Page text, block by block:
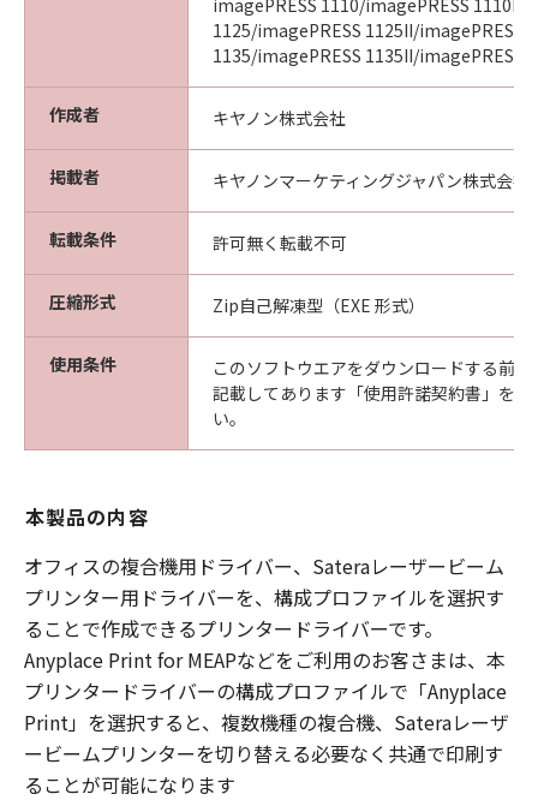
imagePRESS 1110/imagePRESS 1110II/
1125/imagePRESS 1125II/imagePRESS
1135/imagePRESS 1135II/imagePRESS
作成者 キヤノン株式会社
掲載者 キヤノンマーケティングジャパン株式会社
転載条件 許可無く転載不可
圧縮形式 Zip自己解凍型（EXE 形式）
使用条件
このソフトウエアをダウンロードする前
記載してあります「使用許諾契約書」を
い。
本製品の内容
オフィスの複合機用ドライバー、Sateraレーザービーム
プリンター用ドライバーを、構成プロファイルを選択す
ることで作成できるプリンタードライバーです。
Anyplace Print for MEAPなどをご利用のお客さまは、本
プリンタードライバーの構成プロファイルで「Anyplace
Print」を選択すると、複数機種の複合機、Sateraレーザ
ービームプリンターを切り替える必要なく共通で印刷す
ることが可能になります